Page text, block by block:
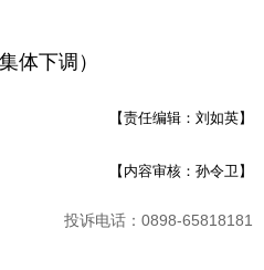
体下调）
【责任编辑：刘如英】
【内容审核：孙令卫】
投诉电话：0898-65818181